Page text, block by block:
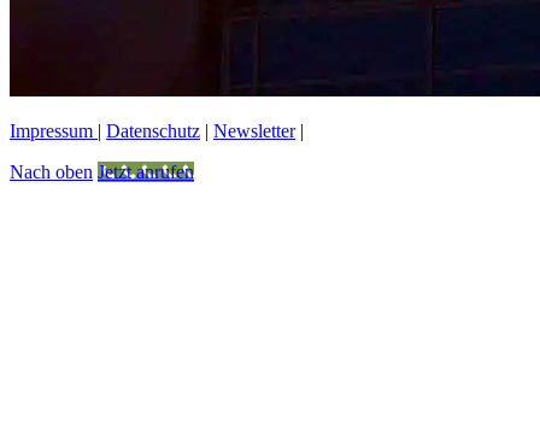
Impressum | Datenschutz | Newsletter|
Nach oben Jetzt anrufen